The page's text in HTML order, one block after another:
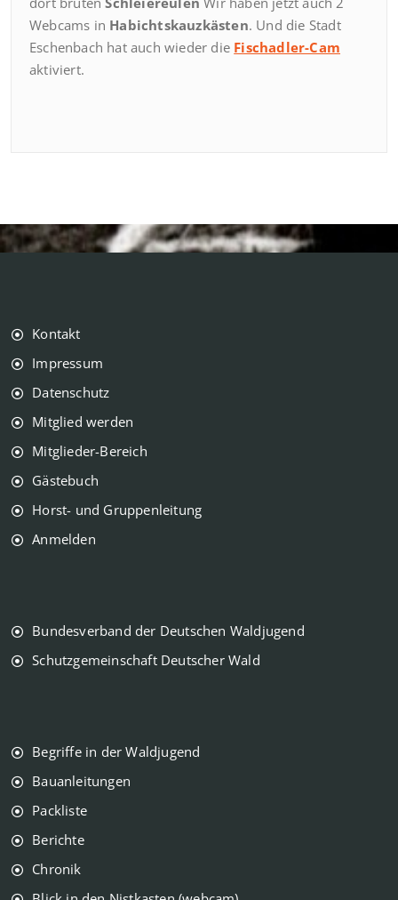
Webcams in Habichtskauzkästen. Und die Stadt
Eschenbach hat auch wieder die Fischadler-Cam
aktiviert.
Kontakt
Impressum
Datenschutz
Mitglied werden
Mitglieder-Bereich
Gästebuch
Horst- und Gruppenleitung
Anmelden
Bundesverband der Deutschen Waldjugend
Schutzgemeinschaft Deutscher Wald
Begriffe in der Waldjugend
Bauanleitungen
Packliste
Berichte
Chronik